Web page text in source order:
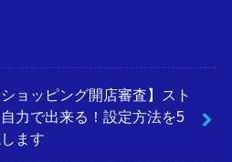
ショッピング開店審査】スト
力で出来る！設定方法を5
ます